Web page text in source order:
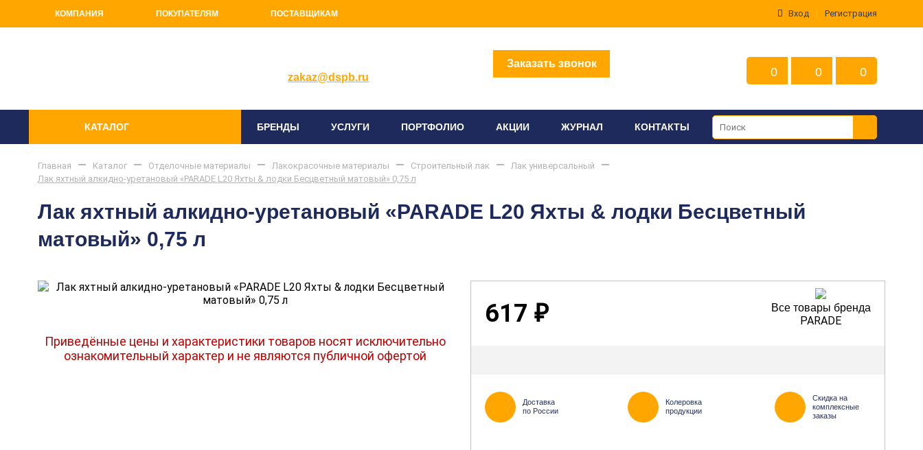
КОМПАНИЯ ПОКУПАТЕЛЯМ ПОСТАВЩИКАМ Вход Регистрация
zakaz@dspb.ru
Заказать звонок
0 0 0
КАТАЛОГ БРЕНДЫ УСЛУГИ ПОРТФОЛИО АКЦИИ ЖУРНАЛ КОНТАКТЫ
Главная Каталог Отделочные материалы Лакокрасочные материалы Строительный лак
Лак универсальный
Лак яхтный алкидно-уретановый «PARADE L20 Яхты & лодки Бесцветный матовый» 0,75 л
Лак яхтный алкидно-уретановый «PARADE L20 Яхты & лодки Бесцветный
матовый» 0,75 л
Приведённые цены и характеристики товаров носят исключительно
ознакомительный характер и не являются публичной офертой
617 ₽ Все товары бренда
PARADE
Доставка
по России
Колеровка
продукции
Скидка на
комплексные
заказы